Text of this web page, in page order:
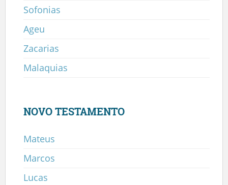
Sofonias
Ageu
Zacarias
Malaquias
NOVO TESTAMENTO
Mateus
Marcos
Lucas